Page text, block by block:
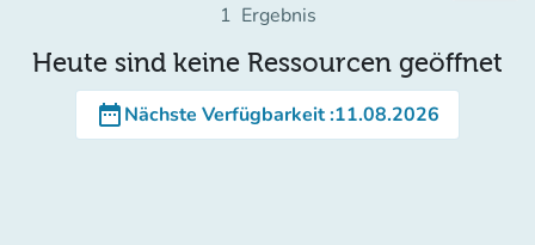
1 Ergebnis
Heute sind keine Ressourcen geöffnet
date_rangeNächste Verfügbarkeit:11.08.2026